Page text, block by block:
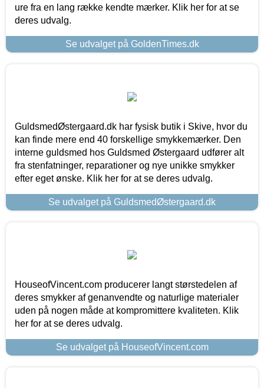
ure fra en lang række kendte mærker. Klik her for at se
deres udvalg.
Se udvalget på GoldenTimes.dk
GuldsmedØstergaard.dk har fysisk butik i Skive, hvor du
kan finde mere end 40 forskellige smykkemærker. Den
interne guldsmed hos Guldsmed Østergaard udfører alt
fra stenfatninger, reparationer og nye unikke smykker
efter eget ønske. Klik her for at se deres udvalg.
Se udvalget på GuldsmedØstergaard.dk
HouseofVincent.com producerer langt størstedelen af
deres smykker af genanvendte og naturlige materialer
uden på nogen måde at kompromittere kvaliteten. Klik
her for at se deres udvalg.
Se udvalget på HouseofVincent.com